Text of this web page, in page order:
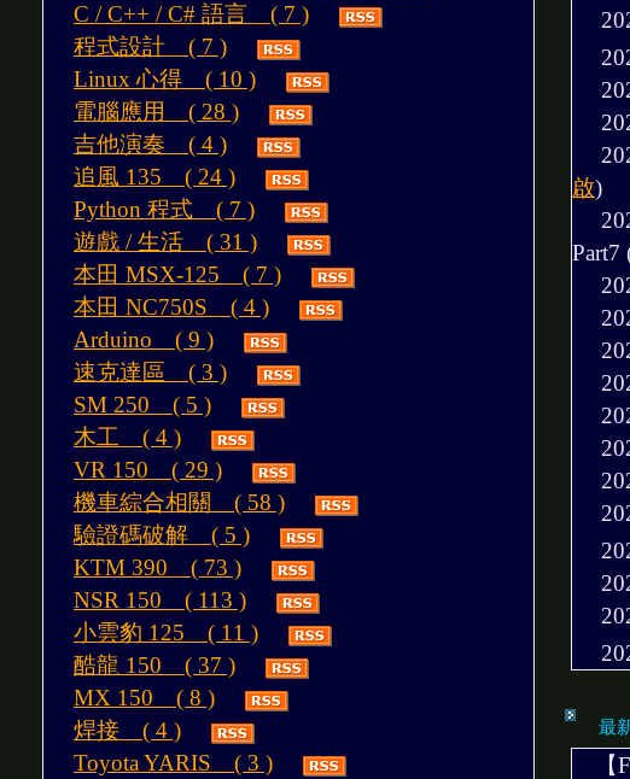
C / C++ / C# 語言 ( 7 )
程式設計 ( 7 )
Linux 心得 ( 10 )
電腦應用 ( 28 )
吉他演奏 ( 4 )
追風 135 ( 24 )
Python 程式 ( 7 )
遊戲 / 生活 ( 31 )
本田 MSX-125 ( 7 )
本田 NC750S ( 4 )
Arduino ( 9 )
速克達區 ( 3 )
SM 250 ( 5 )
木工 ( 4 )
VR 150 ( 29 )
機車綜合相關 ( 58 )
驗證碼破解 ( 5 )
KTM 390 ( 73 )
NSR 150 ( 113 )
小雲豹 125 ( 11 )
酷龍 150 ( 37 )
MX 150 ( 8 )
焊接 ( 4 )
Toyota YARIS ( 3 )
啟)
Part7
最
【